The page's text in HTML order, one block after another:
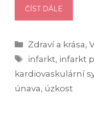
ČÍST DÁLE
U
MŮŽE
MÍT
Rubriky
Zdraví a krása,
Štítky
infarkt, infarkt
kardiovaskulární
únava, úzkost